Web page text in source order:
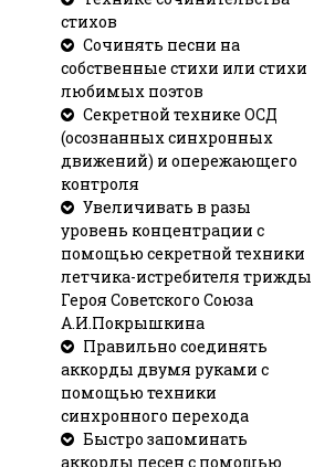
стихов
Сочинять песни на
собственные стихи или стихи
любимых поэтов
Секретной технике ОСД
(осознанных синхронных
движений) и опережающего
контроля
Увеличивать в разы
уровень концентрации с
помощью секретной техники
летчика-истребителя трижды
Героя Советского Союза
А.И.Покрышкина
Правильно соединять
аккорды двумя руками с
помощью техники
синхронного перехода
Быстро запоминать
аккорды песен с помощью